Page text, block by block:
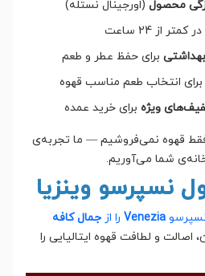
محصول (اورجینال نستله)
در کمتر از 24 ساعت
برای حفظ عطر و طعم
برای انتخاب طعم مناسب قهوه
ویژه برای خرید عمده
قهوه نمی‌فروشیم — ما تجربه‌ی
خانه‌ی شما می‌آوریم.
نسپرسو وینزیا
Venezia را از جمال کافه
اصالت و لطافت قهوه ایتالیایی را